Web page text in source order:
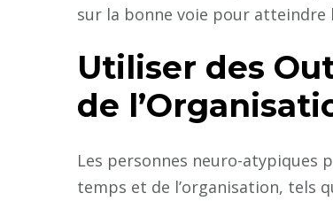
sur la bonne voie pour atteindre
Utiliser des
de
Les personnes neuro-atypiques
temps et de l’organisation, tels